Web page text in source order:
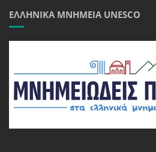
ΕΛΛΗΝΙΚΆ ΜΝΗΜΕΊΑ UNESCO